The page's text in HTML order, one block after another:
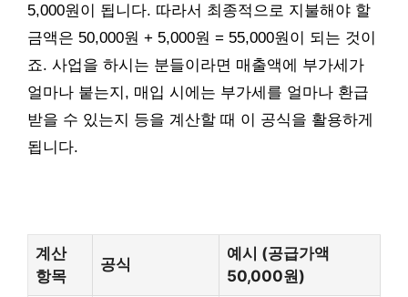
5,000원이 됩니다. 따라서 최종적으로 지불해야 할
금액은 50,000원 + 5,000원 = 55,000원이 되는 것이
죠. 사업을 하시는 분들이라면 매출액에 부가세가
얼마나 붙는지, 매입 시에는 부가세를 얼마나 환급
받을 수 있는지 등을 계산할 때 이 공식을 활용하게
됩니다.
계산
항목
공식
예시 (공급가액
50,000원)